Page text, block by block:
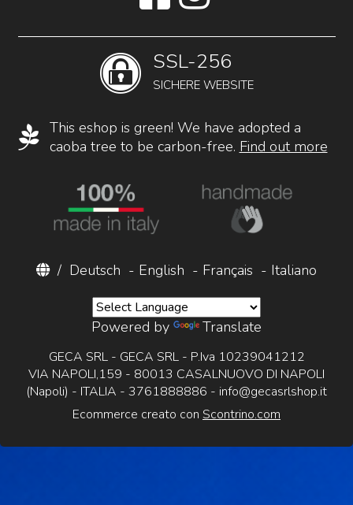
SSL-256
SICHERE WEBSITE
This eshop is green! We have adopted a
caoba tree to be carbon-free. Find out more
/ Deutsch - English - Français - Italiano
Powered by Translate
GECA SRL - GECA SRL - P.Iva 10239041212
VIA NAPOLI,159 - 80013 CASALNUOVO DI NAPOLI
(Napoli) - ITALIA - 3761888886 - info@gecasrlshop.it
Ecommerce creato con Scontrino.com